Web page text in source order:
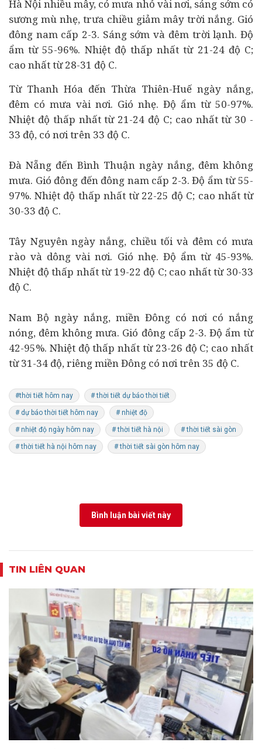
Hà Nội nhiều mây, có mưa nhỏ vài nơi, sáng sớm có
sương mù nhẹ, trưa chiều giảm mây trời nắng. Gió
đông nam cấp 2-3. Sáng sớm và đêm trời lạnh. Độ
ẩm từ 55-96%. Nhiệt độ thấp nhất từ 21-24 độ C;
cao nhất từ 28-31 độ C.
Từ Thanh Hóa đến Thừa Thiên-Huế ngày nắng,
đêm có mưa vài nơi. Gió nhẹ. Độ ẩm từ 50-97%.
Nhiệt độ thấp nhất từ 21-24 độ C; cao nhất từ 30 -
33 độ, có nơi trên 33 độ C.
Đà Nẵng đến Bình Thuận ngày nắng, đêm không
mưa. Gió đông đến đông nam cấp 2-3. Độ ẩm từ 55-
97%. Nhiệt độ thấp nhất từ 22-25 độ C; cao nhất từ
30-33 độ C.
Tây Nguyên ngày nắng, chiều tối và đêm có mưa
rào và dông vài nơi. Gió nhẹ. Độ ẩm từ 45-93%.
Nhiệt độ thấp nhất từ 19-22 độ C; cao nhất từ 30-33
độ C.
Nam Bộ ngày nắng, miền Đông có nơi có nắng
nóng, đêm không mưa. Gió đông cấp 2-3. Độ ẩm từ
42-95%. Nhiệt độ thấp nhất từ 23-26 độ C; cao nhất
từ 31-34 độ, riêng miền Đông có nơi trên 35 độ C.
#thời tiết hôm nay # thời tiết dự báo thời tiết
# dự báo thời tiết hôm nay # nhiệt độ
# nhiệt độ ngày hôm nay # thời tiết hà nội # thời tiết sài gòn
# thời tiết hà nội hôm nay # thời tiết sài gòn hôm nay
Bình luận bài viết này
TIN LIÊN QUAN